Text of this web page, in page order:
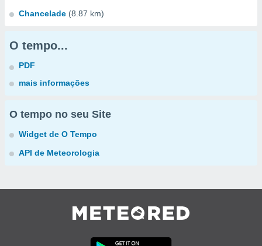
Chancelade (8.87 km)
O tempo...
PDF
mais informações
O tempo no seu Site
Widget de O Tempo
API de Meteorologia